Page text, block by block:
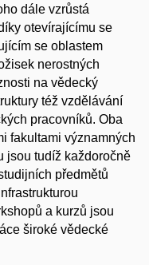
dále vzrůstá
otevírajícímu se
se oblastem
nerostných
na vědecký
též vzdělávání
pracovníků. Oba
fakultami významných
jsou tudíž každoročně
předmětů
a kurzů jsou
široké vědecké